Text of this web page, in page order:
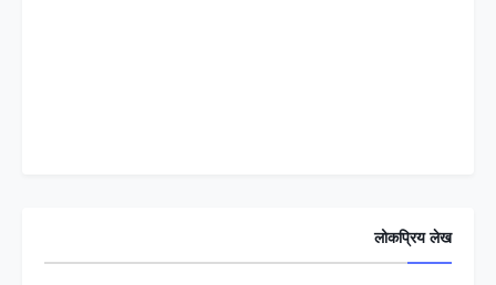
लोकप्रिय लेख